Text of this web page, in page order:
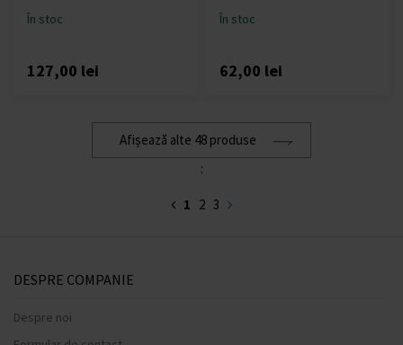
În stoc
127,00 lei
În stoc
62,00 lei
Afișează alte 48 produse
:
1 2 3
DESPRE COMPANIE
Despre noi